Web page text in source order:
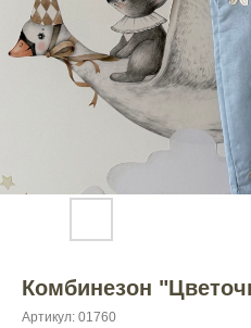
Комбинезон
Артикул: 01760